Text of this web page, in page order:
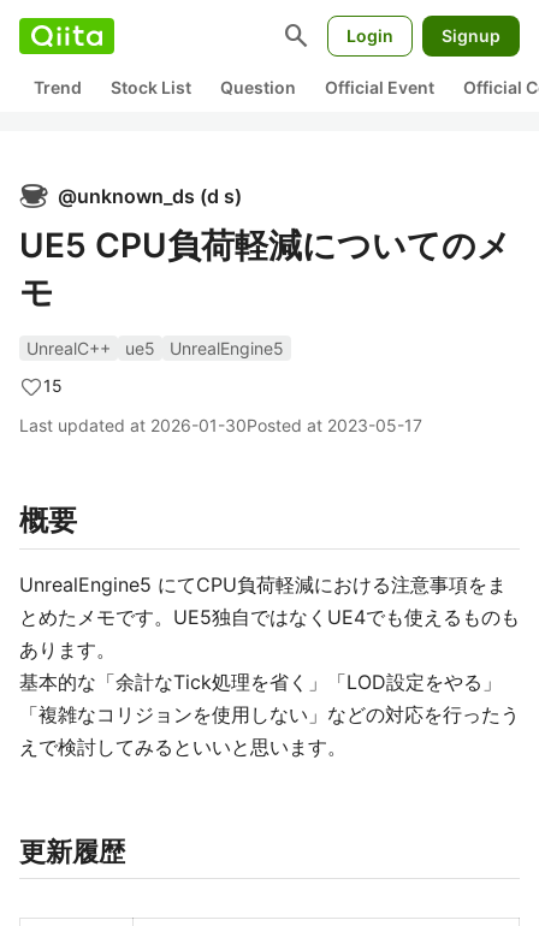
search Login Signup
Trend Stock List Question Official Event Official
@unknown_ds (d s)
UE5 CPU負荷軽減についてのメ
モ
UnrealC++ ue5
UnrealEngine5
15
Last updated at 2026-01-30Posted at 2023-05-17
概要
UnrealEngine5 にてCPU負荷軽減における注意事項をま
とめたメモです。UE5独自ではなくUE4でも使えるものも
あります。
基本的な「余計なTick処理を省く」「LOD設定をやる」
「複雑なコリジョンを使用しない」などの対応を行ったう
えで検討してみるといいと思います。
更新履歴